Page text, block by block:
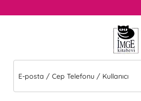
E-posta / Cep Telefonu / Kullanıcı